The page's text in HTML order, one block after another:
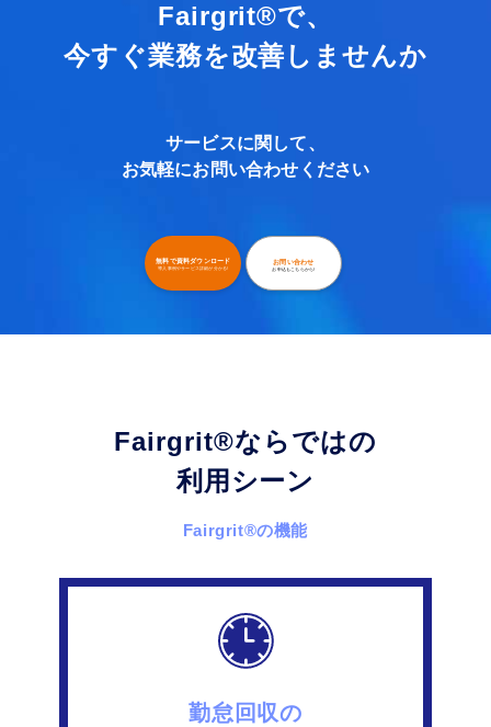
Fairgrit®で、
今すぐ業務を改善しませんか
サービスに関して、
お気軽にお問い合わせください
無料で資料ダウンロード
導入事例やサービス詳細が分かる!
お問い合わせ
お申込もこちらから!
Fairgrit®ならではの
利用シーン
Fairgrit®の機能
勤怠回収の